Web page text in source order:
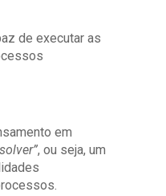
de executar as
em
, ou seja, um